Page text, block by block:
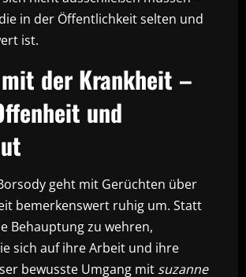
in der Öffentlichkeit selten und
ist.
der Krankheit –
und
geht mit Gerüchten über
bemerkenswert ruhig um. Statt
Behauptung zu wehren,
sich auf ihre Arbeit und ihre
bewusste Umgang mit suzanne